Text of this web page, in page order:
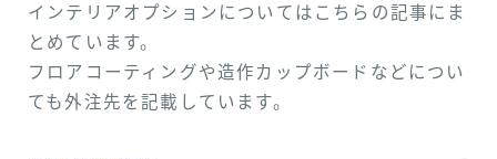
インテリアオプションについてはこちらの記事にま
とめています。
フロアコーティングや造作カップボードなどについ
ても外注先を記載しています。